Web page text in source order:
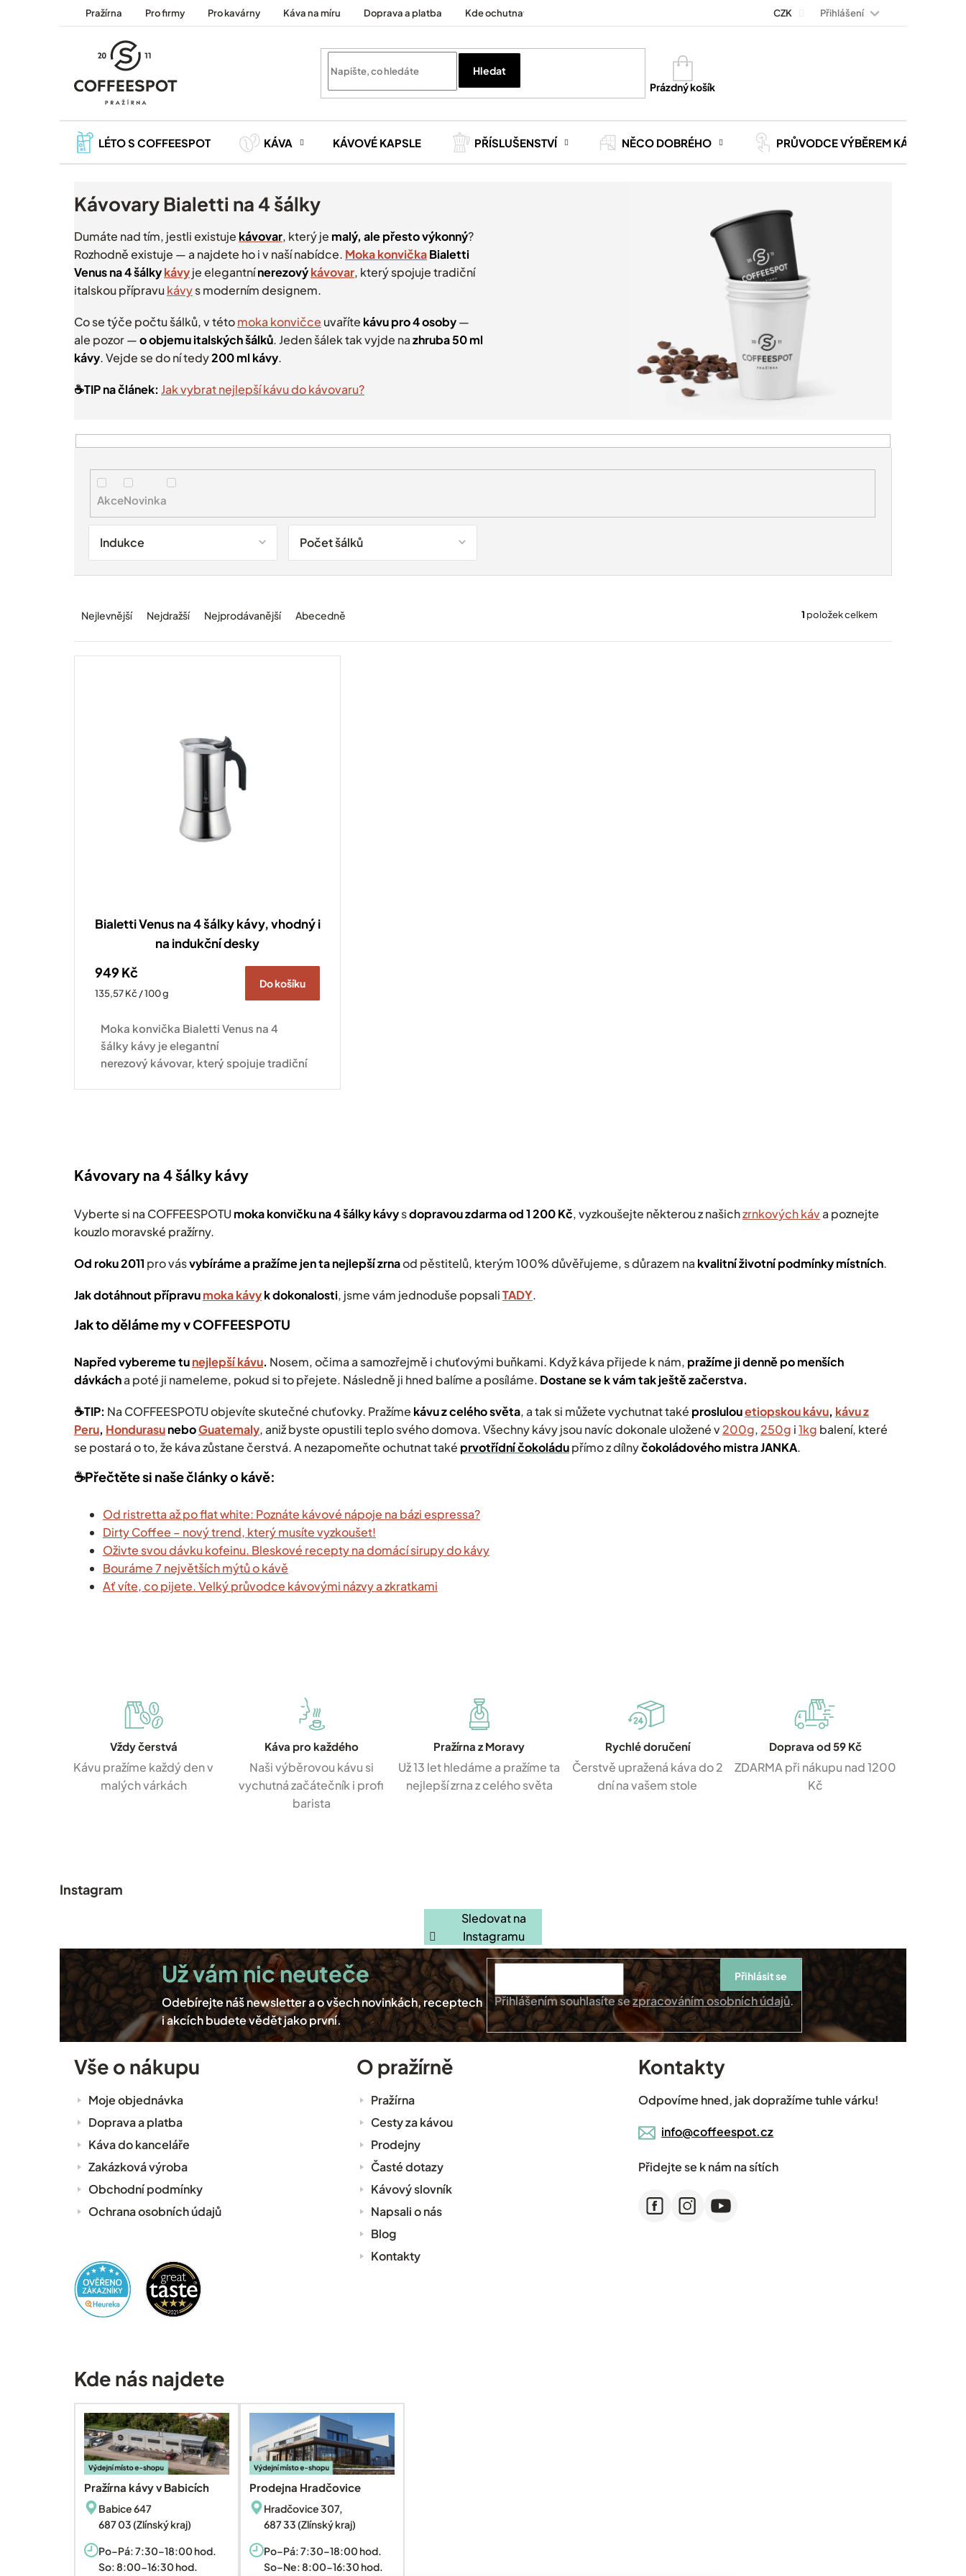
Pražírna Pro firmy Pro kavárny Káva na míru Doprava a platba Kde ochutnat Kontakt Kariéra
CZK Přihlášení
Hledat
Nákupní
košík
Prázdný košík
LÉTO S COFFEESPOT KÁVA KÁVOVÉ KAPSLE PŘÍSLUŠENSTVÍ NĚCO DOBRÉHO PRŮVODCE VÝBĚREM KÁVY
Kávovary Bialetti na 4 šálky
Dumáte nad tím, jestli existuje kávovar, který je malý, ale přesto výkonný?
Rozhodně existuje — a najdete ho i v naší nabídce. Moka konvičkaBialetti
Venus na 4 šálkykávyjeelegantnínerezovýkávovar, který spojuje tradiční
italskou přípravukávys moderním designem.
Co se týče počtu šálků, v tétomoka konvičce uvaříte kávu pro 4 osoby—
ale pozor —o objemu italských šálků. Jeden šálek tak vyjde nazhruba 50 ml
kávy. Vejde se do ní tedy200 ml kávy.
☕️TIP na článek: Jak vybrat nejlepší kávu do kávovaru?
e
n
Nejlevnější Nejdražší Nejprodávanější Abecedně 1 položek celkem
AkceNovinka
Indukce Počet šálků
V
Bialetti Venus na 4 šálky kávy, vhodný i
na indukční desky
949 Kč
Měrná
135,57 Kč / 100 g
Do košíku
Moka konvička Bialetti Venus na 4
šálky kávy je elegantní
nerezový kávovar, který spojuje tradiční
p
k
y
ý
Kávovary na 4 šálky kávy
Vyberte si na COFFEESPOTU moka konvičku na 4 šálky kávysdopravou zdarma od 1 200 Kč, vyzkoušejte některou z našichzrnkových káva poznejte
kouzlo moravské pražírny.
Od roku 2011 pro vásvybíráme a pražíme jen ta nejlepší zrnaod pěstitelů, kterým 100% důvěřujeme, s důrazem na kvalitní životní podmínky místních.
Jak dotáhnout přípravumoka kávyk dokonalosti, jsme vám jednoduše popsaliTADY.
Jak to děláme my v COFFEESPOTU
Napřed vybereme tunejlepší kávu. Nosem, očima a samozřejmě i chuťovými buňkami. Když káva přijede k nám, pražíme ji denně po menších
dávkácha poté ji nameleme, pokud si to přejete. Následně ji hned balíme a posíláme. Dostane se k vám tak ještě začerstva.
☕️TIP: Na COFFEESPOTU objevíte skutečnéchuťovky. Pražíme kávu z celého světa, a tak si můžete vychutnat také proslulouetiopskou kávu, kávu z
Peru, HondurasuneboGuatemaly, aniž byste opustili teplo svého domova. Všechny kávy jsou navíc dokonale uložené v200g,250g i1kg balení, které
se postará o to, že káva zůstane čerstvá. A nezapomeňte ochutnat také prvotřídní čokoládupřímo z dílnyčokoládového mistra JANKA.
☕️Přečtěte si naše články o kávě:
Od ristretta až po flat white: Poznáte kávové nápoje na bázi espressa?
Dirty Coffee – nový trend, který musíte vyzkoušet!
Oživte svou dávku kofeinu. Bleskové recepty na domácí sirupy do kávy
Bouráme 7 největších mýtů o kávě
Ať víte, co pijete. Velký průvodce kávovými názvy a zkratkami
Vždy čerstvá
Kávu pražíme každý den v
malých várkách
Káva pro každého
Naši výběrovou kávu si
vychutná začátečník i profi
barista
Pražírna z Moravy
Už 13 let hledáme a pražíme ta
nejlepší zrna z celého světa
Rychlé doručení
Čerstvě upražená káva do 2
dní na vašem stole
Doprava od 59 Kč
ZDARMA při nákupu nad 1200
Kč
Instagram
Sledovat na
Instagramu
Přihlášením souhlasíte sezpracováním osobních údajů.
Přihlásit se
Vše o nákupu
Moje objednávka
Doprava a platba
Káva do kanceláře
Zakázková výroba
Obchodní podmínky
Ochrana osobních údajů
O pražírně
Pražírna
Cesty za kávou
Prodejny
Časté dotazy
Kávový slovník
Napsali o nás
Blog
Kontakty
Kontakty
Odpovíme hned, jak dopražíme tuhle várku!
info@coffeespot.cz
Přidejte se k nám na sítích
Kde nás najdete
Pražírna kávy v Babicích
Babice 647
687 03 (Zlínský kraj)
Po–Pá: 7:30–18:00 hod.
So: 8:00-16:30 hod.
Prodejna Hradčovice
Hradčovice 307,
687 33 (Zlínský kraj)
Po–Pá: 7:30–18:00 hod.
So–Ne: 8:00-16:30 hod.